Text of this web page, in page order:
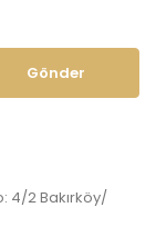
Gönder
4/2 Bakırköy/